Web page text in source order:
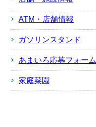
ATM・店舗情報
ガソリンスタンド
あまいろ応募フォーム
家庭菜園